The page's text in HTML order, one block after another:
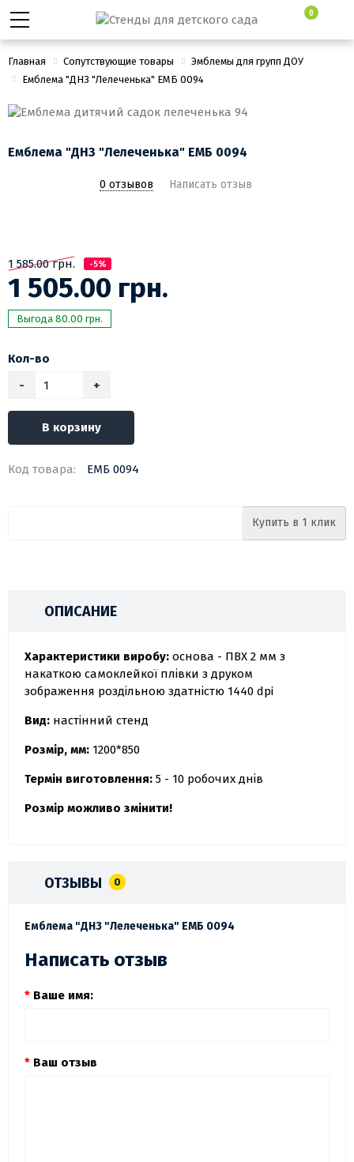
0
Главная Сопутствующие товары
Эмблемы для групп ДОУ
Емблема "ДНЗ "Лелеченька" ЕМБ 0094
Емблема "ДНЗ "Лелеченька" ЕМБ 0094
0 отзывов Написать отзыв
1 585.00 грн. -5%
1 505.00 грн.
Выгода 80.00 грн.
Кол-во
-
+
В корзину
Код товара: ЕМБ 0094
Купить в 1 клик
ОПИСАНИЕ
Характеристики виробу: основа - ПВХ 2 мм з
накаткою самоклейкої плівки з друком
зображення роздільною здатністю 1440 dpi
Вид: настінний стенд
Розмір, мм: 1200*850
Термін виготовлення: 5 - 10 робочих днів
Розмір можливо змінити!
ОТЗЫВЫ 0
Емблема "ДНЗ "Лелеченька" ЕМБ 0094
Написать отзыв
Ваше имя:
Ваш отзыв